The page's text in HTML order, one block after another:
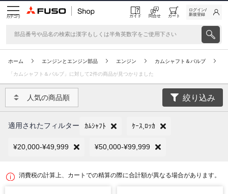
カテゴリ ガイド 問合せ カート
ログイン/
新規登録
ホーム エンジンとエンジン部品 エンジン カムシャフト＆バルブ
「カムシャフト＆バルブ」に対して2件の商品が見つかりました
人気の商品順 絞り込み
適用されたフィルター ｶﾑｼｬﾌﾄ ｹｰｽ,ﾛｯｶ
¥20,000-¥49,999 ¥50,000-¥99,999
消費税の計算上、カートでの精算の際に合計額が異なる場合があります。